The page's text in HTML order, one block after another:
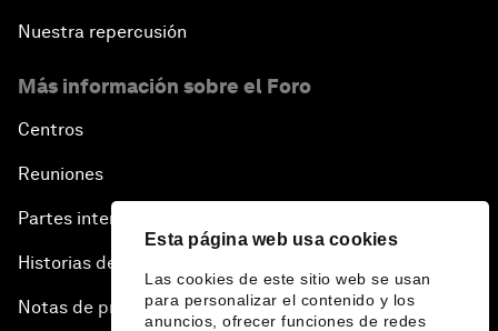
Esta página web usa cookies
Las cookies de este sitio web se usan
para personalizar el contenido y los
anuncios, ofrecer funciones de redes
Nuestra repercusión
Más información sobre el Foro
Centros
Reuniones
Partes interesadas
Historias del Foro
Notas de prensa